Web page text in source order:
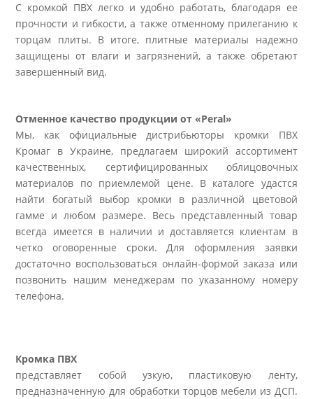
С кромкой ПВХ легко и удобно работать, благодаря ее
прочности и гибкости, а также отменному прилеганию к
торцам плиты. В итоге, плитные материалы надежно
защищены от влаги и загрязнений, а также обретают
завершенный вид.
Отменное качество продукции от «Peral»
Мы, как официальные дистрибьюторы кромки ПВХ
Кромаг в Украине, предлагаем широкий ассортимент
качественных, сертифицированных облицовочных
материалов по приемлемой цене. В каталоге удастся
найти богатый выбор кромки в различной цветовой
гамме и любом размере. Весь представленный товар
всегда имеется в наличии и доставляется клиентам в
четко оговоренные сроки. Для оформления заявки
достаточно воспользоваться онлайн-формой заказа или
позвонить нашим менеджерам по указанному номеру
телефона.
Кромка ПВХ
представляет собой узкую, пластиковую ленту,
предназначенную для обработки торцов мебели из ДСП.